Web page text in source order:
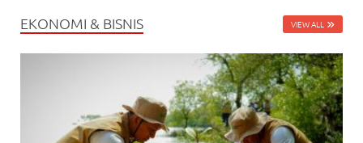
EKONOMI & BISNIS VIEW ALL